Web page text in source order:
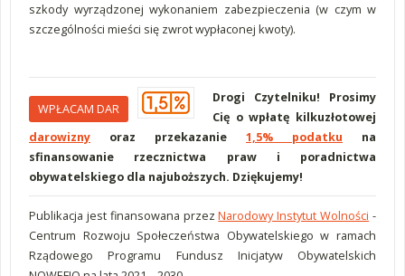
szkody wyrządzonej wykonaniem zabezpieczenia (w czym w
szczególności mieści się zwrot wypłaconej kwoty).
WPŁACAM DAR
Drogi Czytelniku! Prosimy
Cię o wpłatę kilkuzłotowej
darowizny oraz przekazanie 1,5% podatku na
sfinansowanie rzecznictwa praw i poradnictwa
obywatelskiego dla najuboższych. Dziękujemy!
Publikacja jest finansowana przezNarodowy Instytut Wolności -
Centrum Rozwoju Społeczeństwa Obywatelskiego w ramach
Rządowego Programu Fundusz Inicjatyw Obywatelskich